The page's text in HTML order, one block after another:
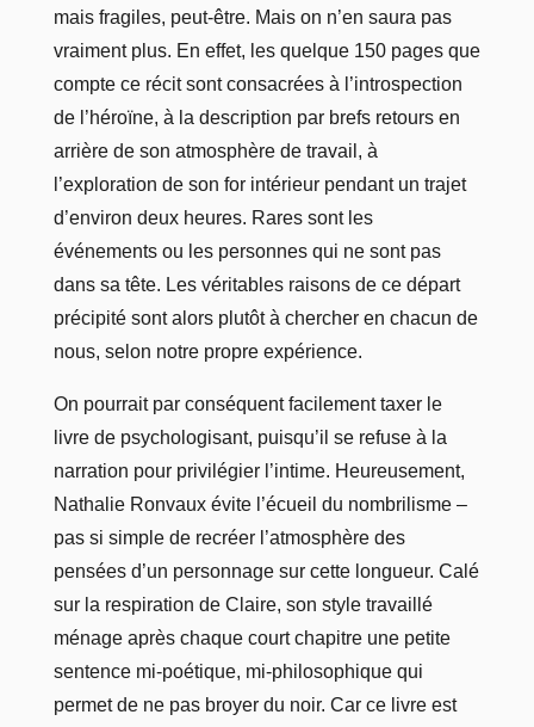
mais fragiles, peut-être. Mais on n’en saura pas
vraiment plus. En effet, les quelque 150 pages que
compte ce récit sont consacrées à l’introspection
de l’héroïne, à la description par brefs retours en
arrière de son atmosphère de travail, à
l’exploration de son for intérieur pendant un trajet
d’environ deux heures. Rares sont les
événements ou les personnes qui ne sont pas
dans sa tête. Les véritables raisons de ce départ
précipité sont alors plutôt à chercher en chacun de
nous, selon notre propre expérience.
On pourrait par conséquent facilement taxer le
livre de psychologisant, puisqu’il se refuse à la
narration pour privilégier l’intime. Heureusement,
Nathalie Ronvaux évite l’écueil du nombrilisme –
pas si simple de recréer l’atmosphère des
pensées d’un personnage sur cette longueur. Calé
sur la respiration de Claire, son style travaillé
ménage après chaque court chapitre une petite
sentence mi-poétique, mi-philosophique qui
permet de ne pas broyer du noir. Car ce livre est